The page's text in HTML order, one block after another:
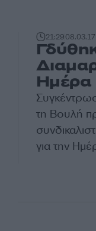
21:2908.03.17
Ημέρα
τη Βουλή
για την